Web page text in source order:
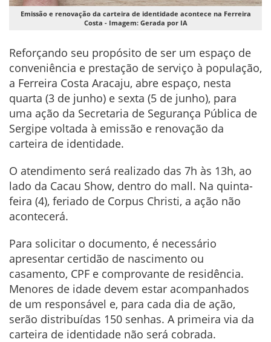
Emissão e renovação da carteira de identidade acontece na Ferreira
Costa - Imagem: Gerada por IA
Reforçando seu propósito de ser um espaço de
conveniência e prestação de serviço à população,
a Ferreira Costa Aracaju, abre espaço, nesta
quarta (3 de junho) e sexta (5 de junho), para
uma ação da Secretaria de Segurança Pública de
Sergipe voltada à emissão e renovação da
carteira de identidade.
O atendimento será realizado das 7h às 13h, ao
lado da Cacau Show, dentro do mall. Na quinta-
feira (4), feriado de Corpus Christi, a ação não
acontecerá.
Para solicitar o documento, é necessário
apresentar certidão de nascimento ou
casamento, CPF e comprovante de residência.
Menores de idade devem estar acompanhados
de um responsável e, para cada dia de ação,
serão distribuídas 150 senhas. A primeira via da
carteira de identidade não será cobrada.